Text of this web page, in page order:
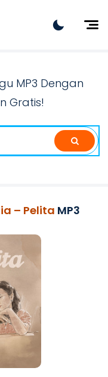
MP3 Dengan
Gratis!
– Pelita MP3